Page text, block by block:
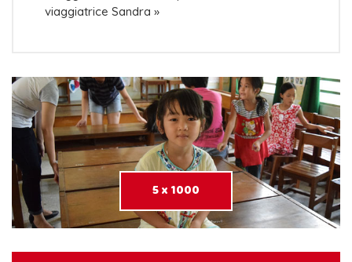
viaggiatrice Sandra »
5 x 1000